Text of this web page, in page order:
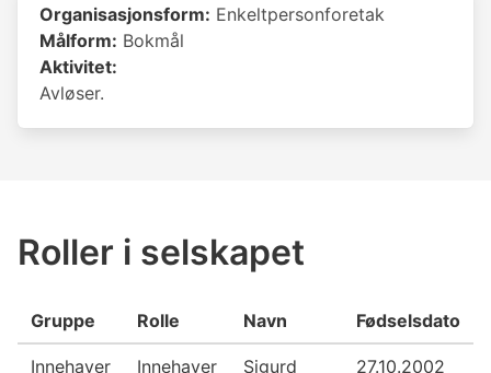
Organisasjonsform: Enkeltpersonforetak
Målform: Bokmål
Aktivitet:
Avløser.
Roller i selskapet
Gruppe Rolle Navn Fødselsdato
Innehaver Innehaver
Sigurd
27.10.2002